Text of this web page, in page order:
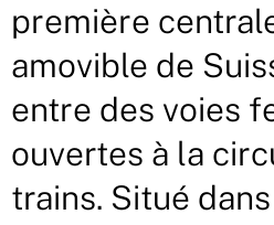
première
amovible de
entre des voies
ouvertes à la
trains. Situé